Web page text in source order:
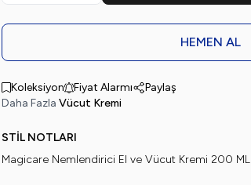
HEMEN AL
Koleksiyon Fiyat Alarmı
Paylaş
Daha Fazla Vücut Kremi
STİL NOTLARI
Magicare Nemlendirici El ve Vücut Kremi 200 ML